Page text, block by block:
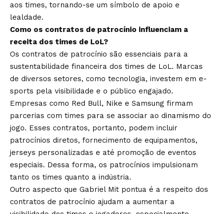
aos times, tornando-se um símbolo de apoio e
lealdade.
Como os contratos de patrocínio influenciam a
receita dos times de LoL?
Os contratos de patrocínio são essenciais para a
sustentabilidade financeira dos times de LoL. Marcas
de diversos setores, como tecnologia, investem em e-
sports pela visibilidade e o público engajado.
Empresas como Red Bull, Nike e Samsung firmam
parcerias com times para se associar ao dinamismo do
jogo. Esses contratos, portanto, podem incluir
patrocínios diretos, fornecimento de equipamentos,
jerseys personalizadas e até promoção de eventos
especiais. Dessa forma, os patrocínios impulsionam
tanto os times quanto a indústria.
Outro aspecto que Gabriel Mit pontua é a respeito dos
contratos de patrocínio ajudam a aumentar a